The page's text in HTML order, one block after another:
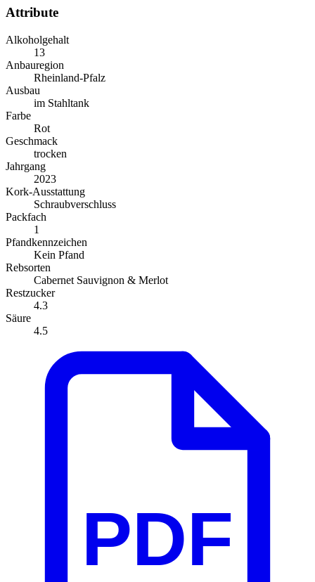
Attribute
Alkoholgehalt
13
Anbauregion
Rheinland-Pfalz
Ausbau
im Stahltank
Farbe
Rot
Geschmack
trocken
Jahrgang
2023
Kork-Ausstattung
Schraubverschluss
Packfach
1
Pfandkennzeichen
Kein Pfand
Rebsorten
Cabernet Sauvignon & Merlot
Restzucker
4.3
Säure
4.5
PDF